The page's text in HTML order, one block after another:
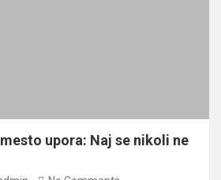
upora: Naj se nikoli ne